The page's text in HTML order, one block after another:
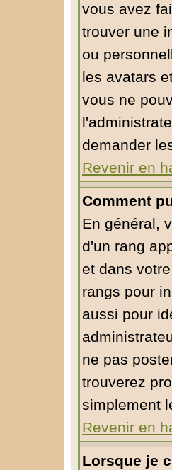
vous avez
trouver une
ou
les avatars
vous ne
demander
Revenir en
Comment
En général,
d'un rang
et dans
rangs pour
aussi pour
ne pas
trouverez
simplement
Revenir en
Lorsque je